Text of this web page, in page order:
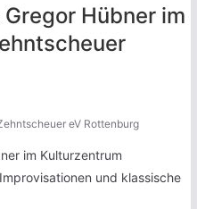
Hübner im
eV Rottenburg
im Kulturzentrum
und klassische